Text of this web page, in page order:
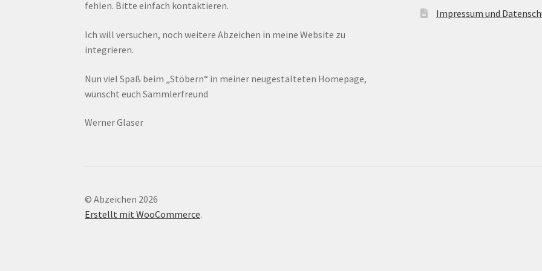
fehlen. Bitte einfach kontaktieren.
Ich will versuchen, noch weitere Abzeichen in meine Website zu
integrieren.
Nun viel Spaß beim „Stöbern“ in meiner neugestalteten Homepage,
wünscht euch Sammlerfreund
Werner Glaser
Impressum und
© Abzeichen 2026
Erstellt mit WooCommerce.